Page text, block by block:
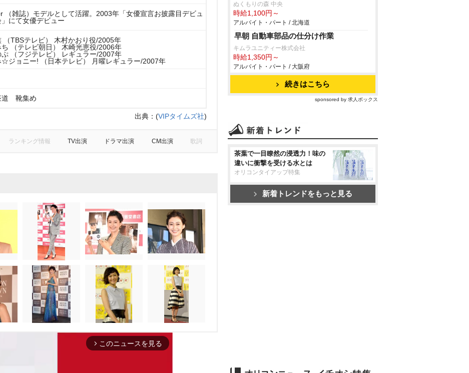
（雑誌）モデルとして活躍。2003年「女優宣言お披露目デビュ
にて女優デビュー
（TBSテレビ） 木村かおり役/2005年
ち （テレビ朝日） 木崎光恵役/2006年
ぷ （フジテレビ） レギュラー/2007年
☆ジョニー! （日本テレビ） 月曜レギュラー/2007年
靴集め
出典： (VIPタイムズ社)
ランキング情報 TV出演 ドラマ出演 CM出演 歌詞
arrow_forward_ios このニュースを見る
ぬくもりの森 中央
時給1,100円～
アルバイト・パート / 北海道
早朝 自動車部品の仕分け作業
キムラユニティー株式会社
時給1,350円～
アルバイト・パート / 大阪府
続きはこちら
sponsored by 求人ボックス
茶葉で一目瞭然の浸透力！味の
違いに衝撃を受ける水とは
オリコンタイアップ特集
新着トレンドをもっと見る